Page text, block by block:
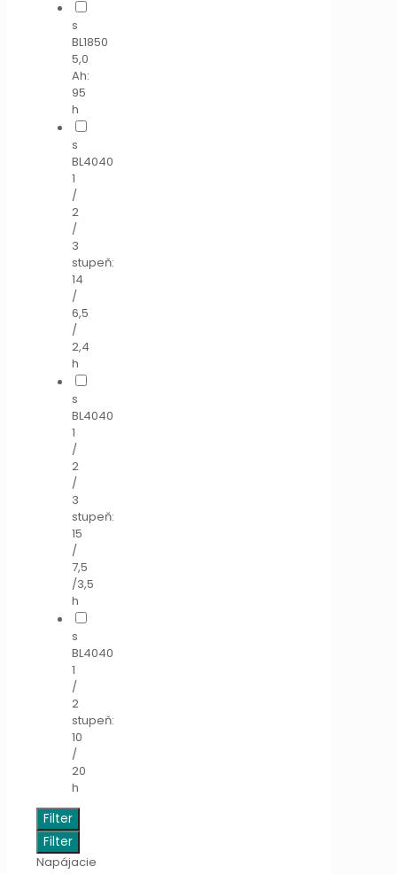
s
BL1850
5,0
Ah:
95
h
s
BL4040
1
/
2
/
3
stupeň:
14
/
6,5
/
2,4
h
s
BL4040
1
/
2
/
3
stupeň:
15
/
7,5
/3,5
h
s
BL4040
1
/
2
stupeň:
10
/
20
h
Filter
Filter
Napájacie